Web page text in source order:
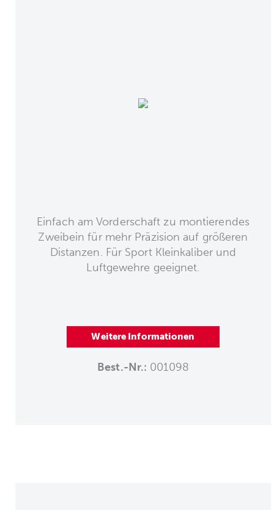
Einfach am Vorderschaft zu montierendes
Zweibein für mehr Präzision auf größeren
Distanzen. Für Sport Kleinkaliber und
Luftgewehre geeignet.
Weitere Informationen
Best.-Nr.: 001098